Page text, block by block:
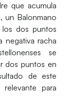
que acumula
un Balonmano
dos puntos
negativa racha
se
dos puntos en
de este
relevante para